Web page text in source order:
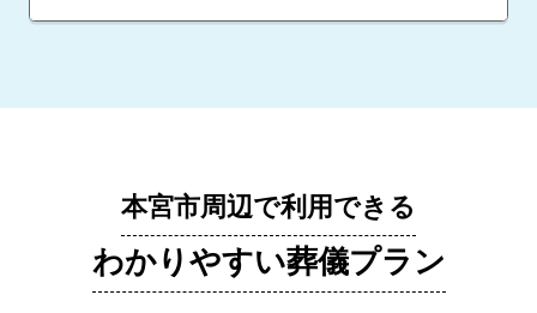
本宮市周辺で利用できる
わかりやすい葬儀プラン